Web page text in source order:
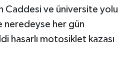
Caddesi ve üniversite yolu
her gün
hasarlı motosiklet kazası